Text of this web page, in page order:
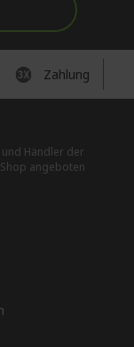
Zahlung
Händler der
angeboten